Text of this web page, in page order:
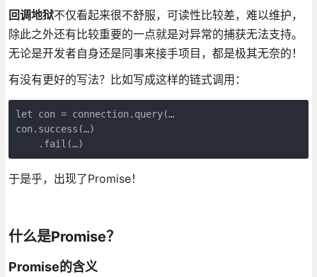
回调地狱不仅看起来很不舒服，可读性比较差，难以维护，
除此之外还有比较重要的一点就是对异常的捕获无法支持。
无论是开发者自身还是同事来接手项目，都是极其无奈的！
有没有更好的写法？比如写成这样的链式调用：
let con = connection.query(…
con.success(…)
    .fail(…)
于是乎，出现了Promise！
什么是Promise？
Promise的含义